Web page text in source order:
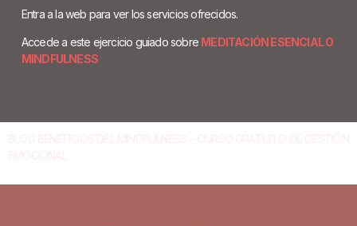
Entra a la web para ver los servicios ofrecidos.
Accede a este ejercicio guiado sobre MEDITACIÓN ESENCIAL O
MINDFULNESS